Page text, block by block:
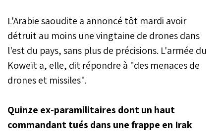
L'Arabie saoudite a annoncé tôt mardi avoir
détruit au moins une vingtaine de drones dans
l'est du pays, sans plus de précisions. L'armée du
Koweït a, elle, dit répondre à "des menaces de
drones et missiles".
Quinze ex-paramilitaires dont un haut
commandant tués dans une frappe en Irak